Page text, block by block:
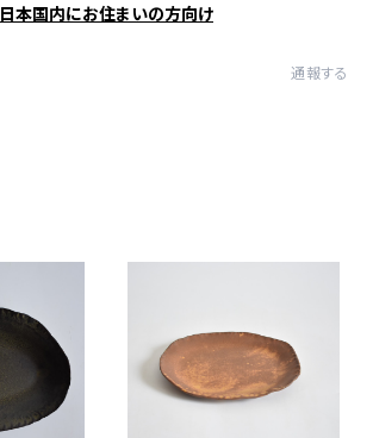
日本国内にお住まいの方向け
通報する